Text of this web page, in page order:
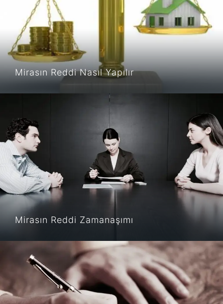
Mirasın Reddi Nasıl Yapılır
Mirasın Reddi Zamanaşımı